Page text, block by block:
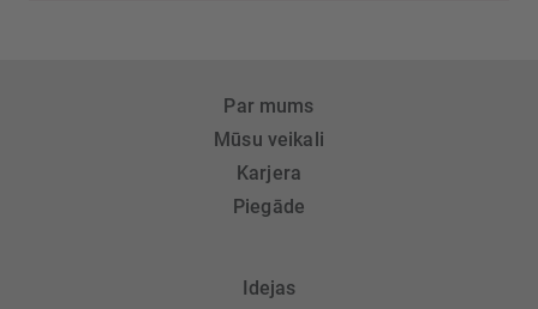
Par mums
Mūsu veikali
Karjera
Piegāde
Idejas